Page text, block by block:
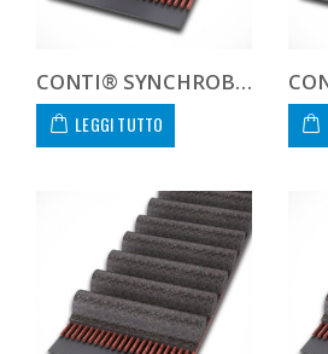
CONTI® SYNCHROBELT 1100H100
LEGGI TUTTO